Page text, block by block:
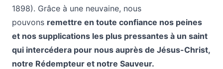
1898). Grâce à une neuvaine, nous
pouvons remettre en toute confiance nos peines
et nos supplications les plus pressantes à un saint
qui intercédera pour nous auprès de Jésus-Christ,
notre Rédempteur et notre Sauveur.